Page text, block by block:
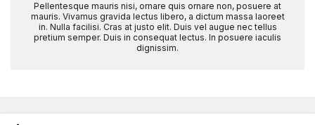
Pellentesque mauris nisi, ornare quis ornare non, posuere at
mauris. Vivamus gravida lectus libero, a dictum massa laoreet
in. Nulla facilisi. Cras at justo elit. Duis vel augue nec tellus
pretium semper. Duis in consequat lectus. In posuere iaculis
dignissim.